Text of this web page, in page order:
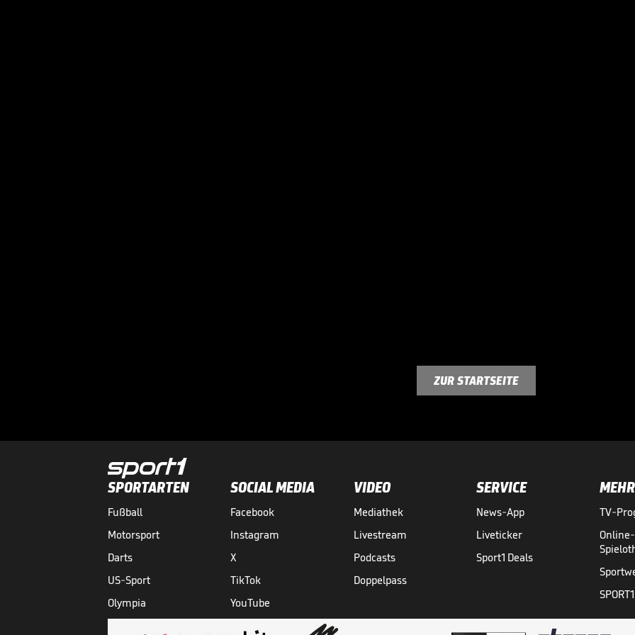
ZUR STARTSEITE
SPORTARTEN
Fußball
Motorsport
Darts
US-Sport
Olympia
SOCIAL MEDIA
Facebook
Instagram
X
TikTok
YouTube
VIDEO
Mediathek
Livestream
Podcasts
Doppelpass
SERVICE
News-App
Liveticker
Sport1 Deals
MEHR
TV-